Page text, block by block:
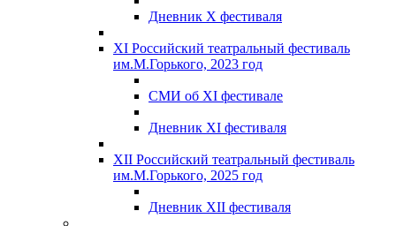
Дневник X фестиваля
XI Российский театральный фестиваль
им.М.Горького, 2023 год
СМИ об XI фестивале
Дневник XI фестиваля
XII Российский театральный фестиваль
им.М.Горького, 2025 год
Дневник XII фестиваля